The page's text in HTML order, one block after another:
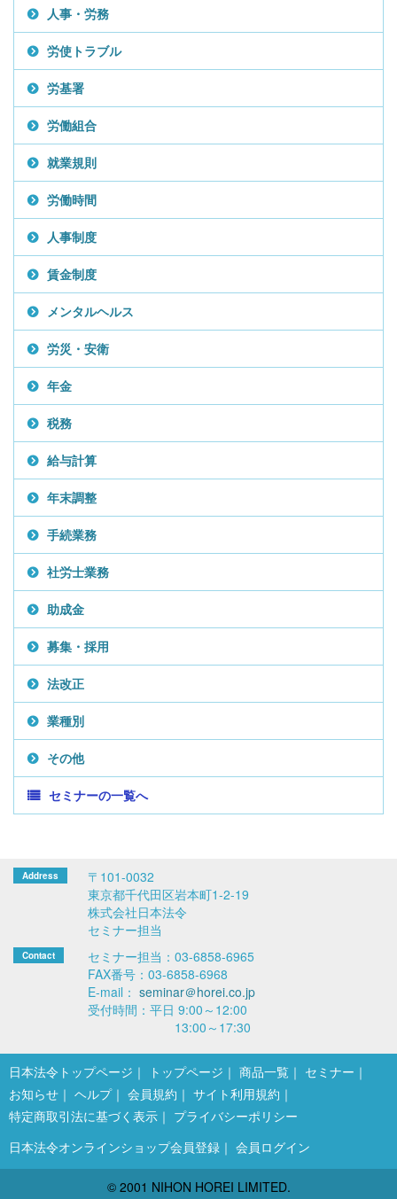
人事・労務
労使トラブル
労基署
労働組合
就業規則
労働時間
人事制度
賃金制度
メンタルヘルス
労災・安衛
年金
税務
給与計算
年末調整
手続業務
社労士業務
助成金
募集・採用
法改正
業種別
その他
セミナーの一覧へ
〒101-0032
東京都千代田区岩本町1-2-19
株式会社日本法令
セミナー担当
セミナー担当：03-6858-6965
FAX番号：03-6858-6968
E-mail： seminar＠horei.co.jp
受付時間：平日 9:00～12:00
13:00～17:30
日本法令トップページ トップページ 商品一覧
セミナー
お知らせ
ヘルプ 会員規約
サイト利用規約
特定商取引法に基づく表示
プライバシーポリシー
日本法令オンラインショップ会員登録
会員ログイン
© 2001 NIHON HOREI LIMITED.